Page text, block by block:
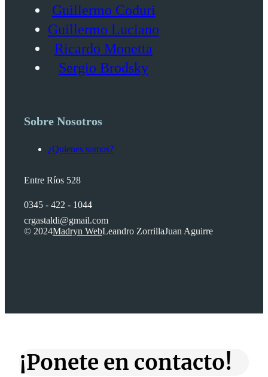
Guillermo Coduri
Guillermo Luciano
Ricardo Monetta
Sergio Brodsky
Sobre Nosotros
¿Quienes somos?
Entre Ríos 528
0345 - 422 - 1044
crgastaldi@gmail.com
© 2024Madryn WebLeandro ZorrillaJuan Aguirre
¡Ponete en contacto!